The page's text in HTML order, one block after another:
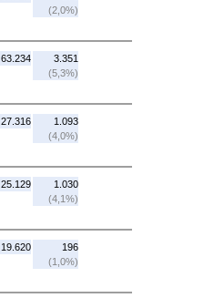
(2,0%)
63.234
3.351
(5,3%)
27.316
1.093
(4,0%)
25.129
1.030
(4,1%)
19.620
196
(1,0%)